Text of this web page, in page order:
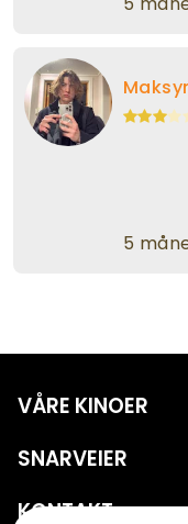
5
VÅRE KINOER
SNARVEIER
KONTAKT